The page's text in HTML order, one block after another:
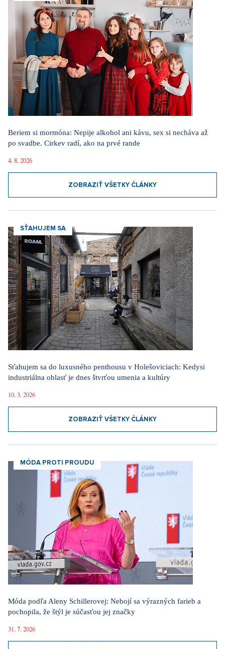
Beriem si mormóna: Nepije alkohol ani kávu, sex si necháva až
po svadbe. Cirkev radí, ako na prvé rande
4. 8. 2026
ZOBRAZIŤ VŠETKY ČLÁNKY
SŤAHUJEM SA
Sťahujem sa do luxusného penthousu v Holešoviciach: Kedysi
industriálna oblasť je dnes štvrťou umenia a kultúry
10. 3. 2026
ZOBRAZIŤ VŠETKY ČLÁNKY
MÓDA PROTI PROUDU
Móda podľa Aleny Schillerovej: Nebojí sa výrazných farieb a
pochopila, že štýl je súčasťou jej značky
31. 7. 2026